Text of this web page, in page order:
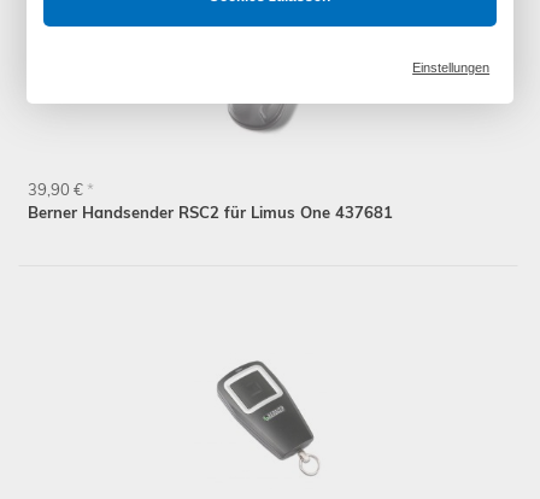
Berner Handsender RSC2 für Limus One 437681
39,90 € *
Einstellungen